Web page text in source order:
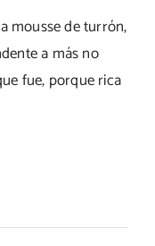
mousse de turrón,
a más no
fue, porque rica